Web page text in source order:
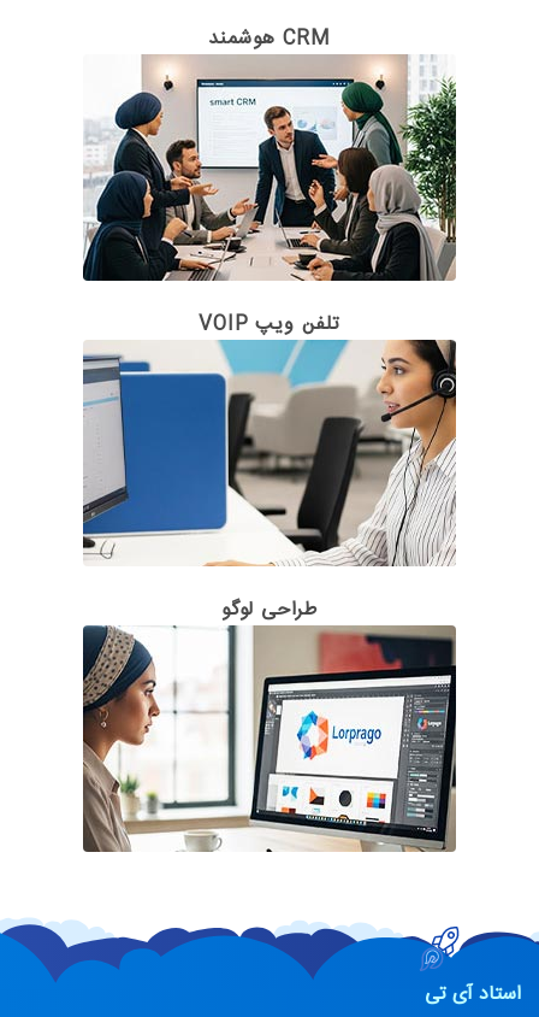
CRM هوشمند
تلفن ویپ VOIP
طراحی لوگو
استاد آی تی